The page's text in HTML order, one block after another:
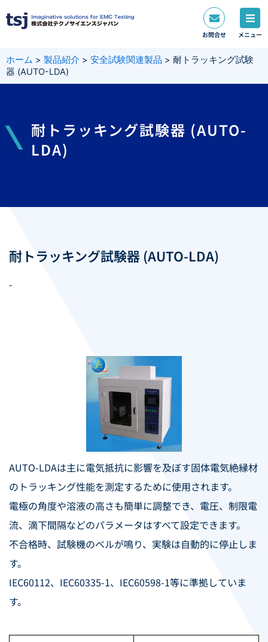
容
ッ
プ
お問合せ メニュー
ホーム > 製品紹介 > 安全試験関連製品 > 耐トラッキング試験
器 (AUTO-LDA)
耐トラッキング試験器 (AUTO-
LDA)
耐トラッキング試験器 (AUTO-LDA)
-
AUTO-LDAは主に電気抵抗に影響を及ぼす固体電気絶縁材
のトラッキング性能を測定するために使用されます。
電極の角度や溶液の高さも簡単に調整でき、電圧、制限電
流、滴下間隔などのパラメータはすべて設定できます。
不合格時、試験機のベルが鳴り、実験は自動的に停止しま
す。
IEC60112、IEC60335-1、IEC60598-1等に準拠していま
す。